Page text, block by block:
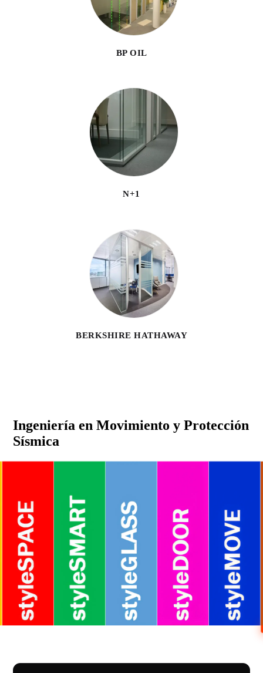
BP OIL
N+1
BERKSHIRE HATHAWAY
Ingeniería en Movimiento y Protección
Sísmica